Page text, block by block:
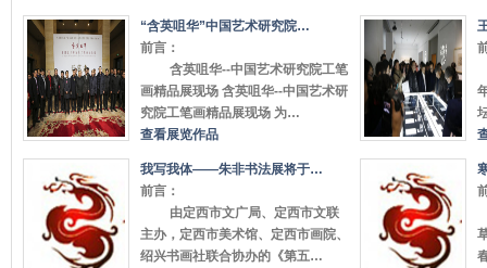
“含英咀华”中国艺术研究院…
前言：
含英咀华--中国艺术研究院工笔
画精品展现场 含英咀华--中国艺术研
究院工笔画精品展现场 为…
查看展览作品
我写我体——朱非书法展将于…
前言：
由定西市文广局、定西市文联
主办，定西市美术馆、定西市画院、
绍兴书画社联合协办的《第五…